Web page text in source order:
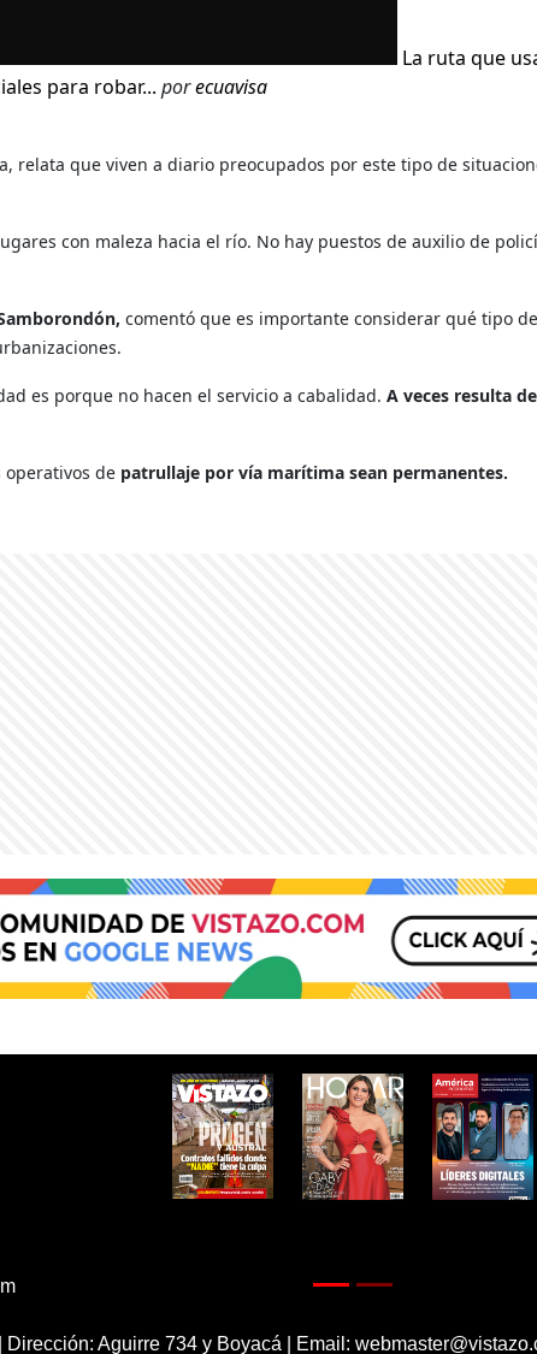
La ruta que
para robar... porecuavisa
relata que viven a diario preocupados por este tipo de
con maleza hacia el río. No hay puestos de auxilio de
comentó que es importante considerar qué tipo de
es porque no hacen el servicio a cabalidad. A veces resulta
de patrullaje por vía marítima sean permanentes.
Aguirre 734 y Boyacá | Email: